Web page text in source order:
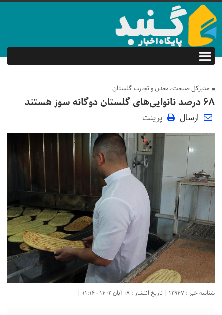
مدیرکل صنعت، معدن و تجارت گلستان
۶۸ درصد نانوایی‌های گلستان دوگانه سوز هستند
ارسال پرینت
شناسه خبر : 12947 | تاریخ انتشار : 08 آبان 1403 - 11:16 |